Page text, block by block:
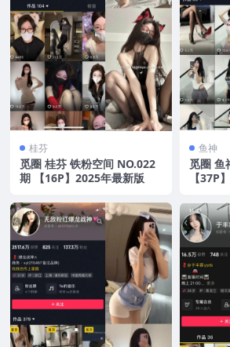
桂芬
觅圈 桂芬 铁粉空间 NO.022
期 【16P】2025年最新版
鱼神
觅圈 鱼
【37P